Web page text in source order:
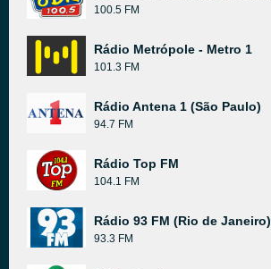
100.5 FM
Rádio Metrópole - Metro 1
101.3 FM
Rádio Antena 1 (São Paulo)
94.7 FM
Rádio Top FM
104.1 FM
Rádio 93 FM (Rio de Janeiro)
93.3 FM